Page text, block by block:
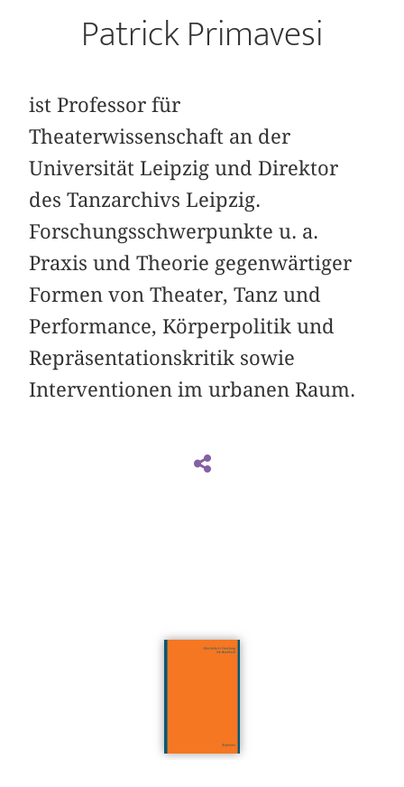
Patrick Primavesi
ist Professor für
Theaterwissenschaft an der
Universität Leipzig und Direktor
des Tanzarchivs Leipzig.
Forschungsschwerpunkte u. a.
Praxis und Theorie gegenwärtiger
Formen von Theater, Tanz und
Performance, Körperpolitik und
Repräsentationskritik sowie
Interventionen im urbanen Raum.